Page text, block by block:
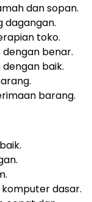
dan sopan.
dagangan.
toko.
benar.
baik.
barang.
dasar.